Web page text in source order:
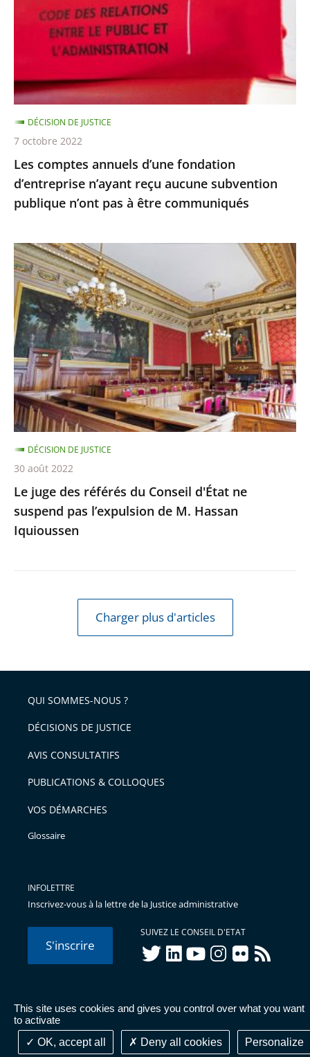
This site uses cookies and gives you control over what you want
to activate
OK, accept all
Deny all cookies Personalize
fondation
d’entreprise
n’ayant
aucune
subvention
publique
n’ont
pas
à
être
Les comptes annuels d’une fondation
d’entreprise n’ayant reçu aucune subvention
publique n’ont pas à être communiqués
DÉCISION DE JUSTICE
7 octobre 2022
Le
juge
des
référés
du
Conseil
d'État
ne
suspend
pas
l’expulsion
de
M.
Hassan
Iquioussen
Le juge des référés du Conseil d'État ne
suspend pas l’expulsion de M. Hassan
Iquioussen
DÉCISION DE JUSTICE
30 août 2022
Charger plus d'articles
QUI SOMMES-NOUS ?
DÉCISIONS DE JUSTICE
AVIS CONSULTATIFS
PUBLICATIONS & COLLOQUES
VOS DÉMARCHES
Glossaire
INFOLETTRE
Inscrivez-vous à la lettre de la Justice administrative
S'inscrire
SUIVEZ LE CONSEIL D'ETAT
twitterlinkedInyoutubeinstagram
flickr rss
© Conseil d'État 2026 - Mentions légales
Données
personnelles-Publications administratives-Accessibilité :
partiellement conforme